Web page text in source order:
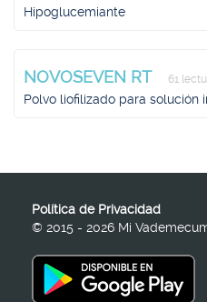
Hipoglucemiante
NOVOSEVEN RT 61
Polvo liofilizado para solución
Política de Privacidad
© 2015 - 2026 Mi